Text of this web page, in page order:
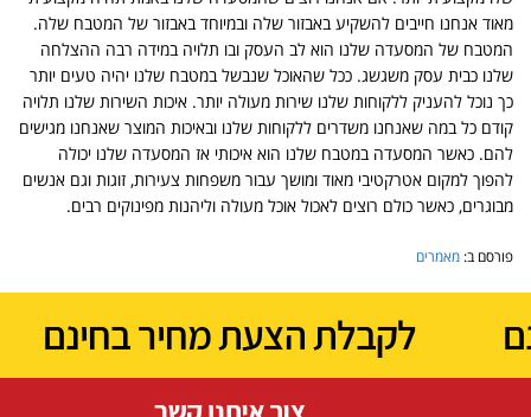
מאוד אנחנו חייבים להשקיע באבזור שלה ובמיוחד באבזור של המטבח שלה.
המטבח של המסעדה שלנו הוא לב העסק ובו תלויה במידה רבה ההצלחה
שלנו כבית עסק משגשג. ככל שהאוכל שנבשל במטבח שלנו יהיה טעים יותר
כך נוכל להעניק ללקוחות שלנו שירות מעולה יותר. איכות השירות שלנו תלויה
קודם כל במה שאנחנו משדרים ללקוחות שלנו ובאיכות המוצר שאנחנו מגישים
להם. כאשר המסעדה במטבח שלנו הוא איכותי אז המסעדה שלנו יכולה
להפוך למקום אטרקטיבי מאוד ומושך עבור משפחות צעירות, זוגות וגם אנשים
מבוגרים, כאשר כולם רוצים לאכול אוכל מעולה וליהנות מפינוקים רבים.
פורסם ב: מאמרים